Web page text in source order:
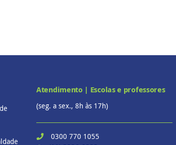
Atendimento | Escolas e professores
(seg. a sex., 8h às 17h)
0300 770 1055